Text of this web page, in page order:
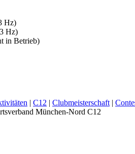
Hz)
Hz)
in Betrieb)
| C12 | Clubmeisterschaft |
München-Nord C12